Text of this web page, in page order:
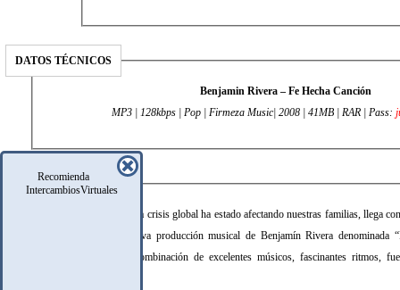
Recomienda
IntercambiosVirtuales
DATOS TÉCNICOS
Benjamin Rivera – Fe Hecha Canción
MP3 | 128kbps | Pop | Firmeza Music| 2008 | 41MB | RAR | Pass:
DESCRIPCIÓN
En el momento donde la crisis global ha estado afectando nuestras familias, llega
fe y esperanza, la nueva producción musical de Benjamín Rivera
proyecto ofrece una combinación de excelentes músicos, fascinantes ritmos,